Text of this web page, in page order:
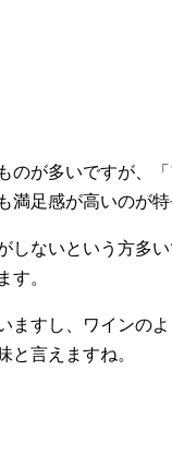
のが多いですが、
満足感が高いのが
しないという方多
す。
ますし、ワインの
と言えますね。